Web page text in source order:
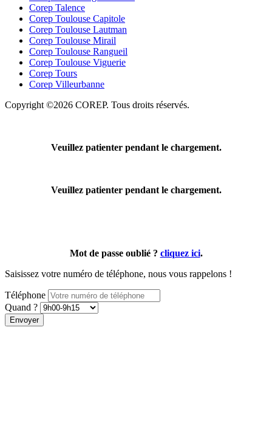
Corep Talence
Corep Toulouse Capitole
Corep Toulouse Lautman
Corep Toulouse Mirail
Corep Toulouse Rangueil
Corep Toulouse Viguerie
Corep Tours
Corep Villeurbanne
Copyright ©2026 COREP. Tous droits réservés.
Veuillez patienter pendant le chargement.
Veuillez patienter pendant le chargement.
Mot de passe oublié ? cliquez ici.
Saisissez votre numéro de téléphone, nous vous rappelons !
Téléphone
Quand ?
Envoyer